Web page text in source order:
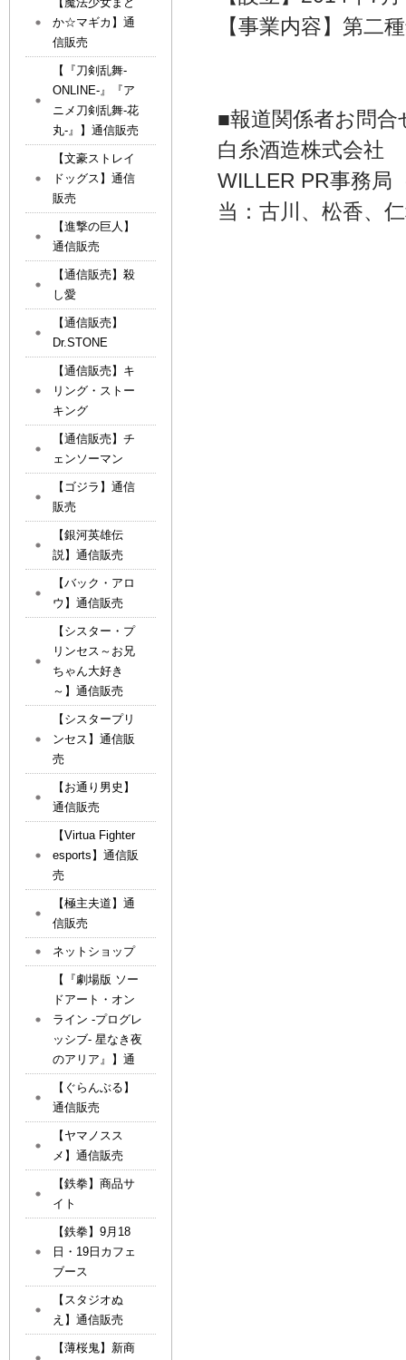
【事業内容】第二
■報道関係者お問合
白糸酒造株式会
WILLER PR事務
当：古川、松香、
か☆マギカ】通
信販売
【『刀剣乱舞-
ONLINE-』『ア
ニメ刀剣乱舞-花
丸-』】通信販売
【文豪ストレイ
ドッグス】通信
販売
【進撃の巨人】
通信販売
【通信販売】殺
し愛
【通信販売】
Dr.STONE
【通信販売】キ
リング・ストー
キング
【通信販売】チ
ェンソーマン
【ゴジラ】通信
販売
【銀河英雄伝
説】通信販売
【バック・アロ
ウ】通信販売
【シスター・プ
リンセス～お兄
ちゃん大好き
～】通信販売
【シスタープリ
ンセス】通信販
売
【お通り男史】
通信販売
【Virtua Fighter
esports】通信販
売
【極主夫道】通
信販売
ネットショップ
【『劇場版 ソー
ドアート・オン
ライン -プログレ
ッシブ- 星なき夜
のアリア』】通
【ぐらんぶる】
通信販売
【ヤマノスス
メ】通信販売
【鉄拳】商品サ
イト
【鉄拳】9月18
日・19日カフェ
ブース
【スタジオぬ
え】通信販売
【薄桜鬼】新商